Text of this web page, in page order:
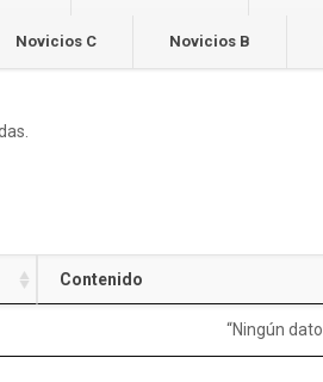
Novicios C Novicios B
Contenido
“Ningún